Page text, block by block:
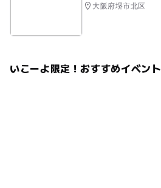
大阪府堺市北区
いこーよ限定！おすすめイベント